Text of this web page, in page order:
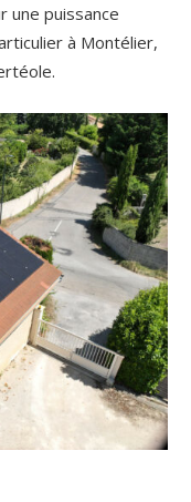
une puissance
à Montélier,